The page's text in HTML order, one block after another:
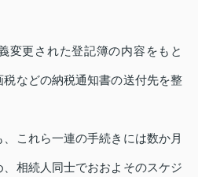
変更された登記簿の内容をもと
などの納税通知書の送付先を整
これら一連の手続きには数か月
相続人同士でおおよそのスケジ